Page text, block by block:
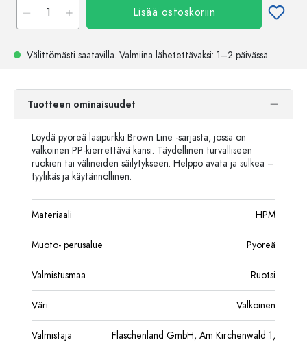
Lisää ostoskoriin
Välittömästi saatavilla. Valmiina lähetettäväksi: 1–2 päivässä
Tuotteen ominaisuudet
Löydä pyöreä lasipurkki Brown Line -sarjasta, jossa on
valkoinen PP-kierrettävä kansi. Täydellinen turvalliseen
ruokien tai välineiden säilytykseen. Helppo avata ja sulkea –
tyylikäs ja käytännöllinen.
Materiaali HPM
Muoto- perusalue Pyöreä
Valmistusmaa Ruotsi
Väri Valkoinen
Valmistaja Flaschenland GmbH, Am Kirchenwald 1,